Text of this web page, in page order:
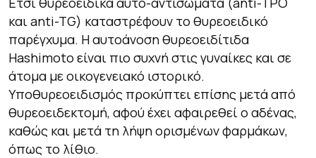
και anti-TG) καταστρέφουν το θυρεοειδικό
παρέγχυμα. Η αυτοάνοση θυρεοειδίτιδα
Hashimoto είναι πιο συχνή στις γυναίκες και σε
άτομα με οικογενειακό ιστορικό.
Υποθυρεοειδισμός προκύπτει επίσης μετά από
θυρεοειδεκτομή, αφού έχει αφαιρεθεί ο αδένας,
καθώς και μετά τη λήψη ορισμένων φαρμάκων,
όπως το λίθιο.